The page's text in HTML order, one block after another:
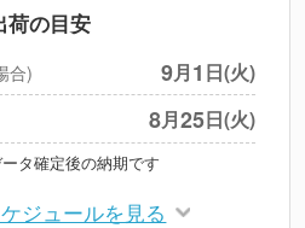
計
荷の目安
合) 9月1 日(火)
8月25日(火)
タ確定後の納期です
ジュールを見る